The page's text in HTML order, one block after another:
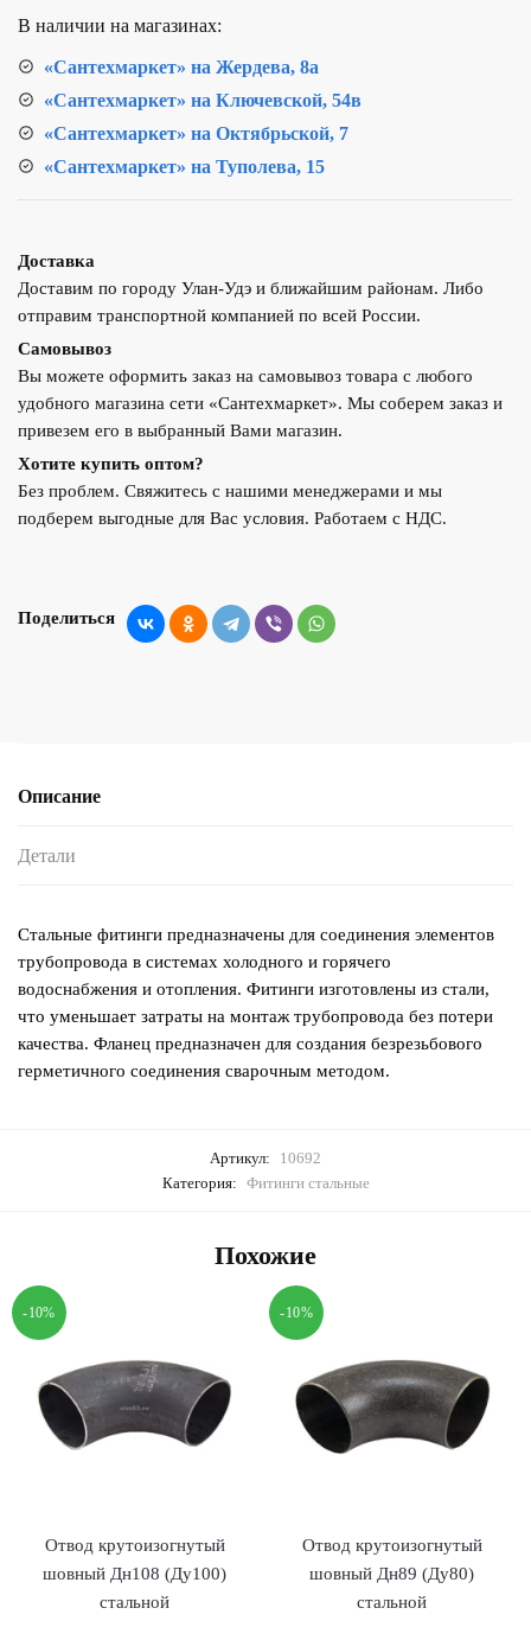
В наличии на магазинах:
«Сантехмаркет» на Жердева, 8а
«Сантехмаркет» на Ключевской, 54в
«Сантехмаркет» на Октябрьской, 7
«Сантехмаркет» на Туполева, 15
Доставка
Доставим по городу Улан-Удэ и ближайшим районам. Либо
отправим транспортной компанией по всей России.
Самовывоз
Вы можете оформить заказ на самовывоз товара с любого
удобного магазина сети «Сантехмаркет». Мы соберем заказ и
привезем его в выбранный Вами магазин.
Хотите купить оптом?
Без проблем. Свяжитесь с нашими менеджерами и мы
подберем выгодные для Вас условия. Работаем с НДС.
Поделиться
Описание
Детали
Стальные фитинги предназначены для соединения элементов
трубопровода в системах холодного и горячего
водоснабжения и отопления. Фитинги изготовлены из стали,
что уменьшает затраты на монтаж трубопровода без потери
качества. Фланец предназначен для создания безрезьбового
герметичного соединения сварочным методом.
Артикул:
10692
Категория: Фитинги стальные
Похожие
-10%
Отвод крутоизогнутый
шовный Дн108 (Ду100)
стальной
-10%
Отвод крутоизогнутый
шовный Дн89 (Ду80)
стальной